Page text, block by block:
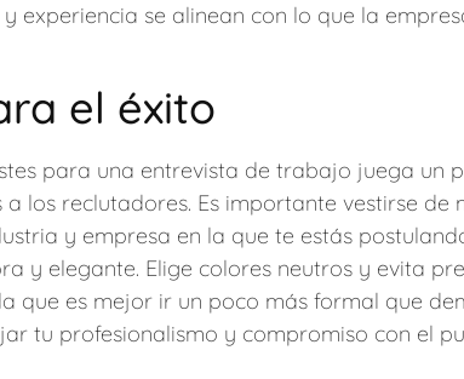
experiencia se alinean con lo que la
el éxito
para una entrevista de trabajo juega un
a los reclutadores. Es importante vestirse de
y empresa en la que te estás
y elegante. Elige colores neutros y evita
que es mejor ir un poco más formal que
tu profesionalismo y compromiso con el